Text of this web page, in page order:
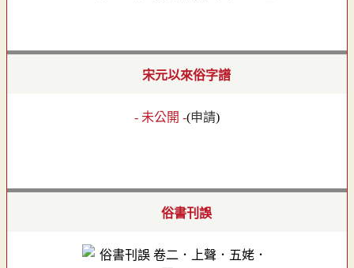
宋元以來俗字譜
- 未公開 -(申請)
俗書刊誤